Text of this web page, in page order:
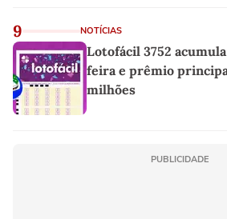
9 NOTÍCIAS
Lotofácil 3752
feira e prêmio
milhões
PUBLICIDADE